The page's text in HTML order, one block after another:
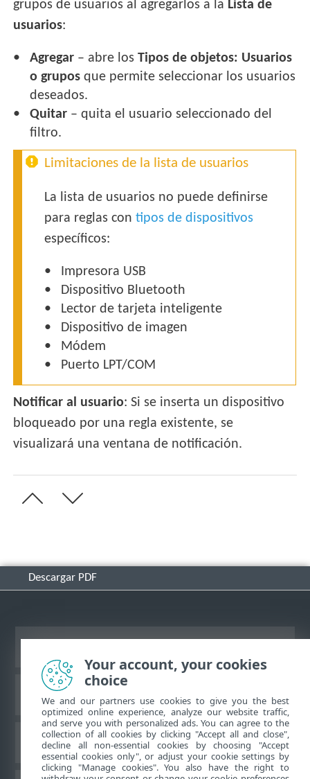
grupos de usuarios al agregarlos a la Lista de
usuarios:
Agregar – abre losTipos de objetos: Usuarios
o grupos que permite seleccionar los usuarios
deseados.
Quitar – quita el usuario seleccionado del
filtro.
Limitaciones de la lista de usuarios
La lista de usuarios no puede definirse
para reglas contipos de dispositivos
específicos:
Impresora USB
Dispositivo Bluetooth
Lector de tarjeta inteligente
Dispositivo de imagen
Módem
Puerto LPT/COM
Notificar al usuario: Si se inserta un dispositivo
bloqueado por una regla existente, se
visualizará una ventana de notificación.
Descargar PDF
Base de conocimiento de ESET
Foro de ESET
Your account, your cookies
choice
We and our partners use cookies to give you the best
optimized online experience, analyze our website traffic,
and serve you with personalized ads. You can agree to the
collection of all cookies by clicking "Accept all and close",
decline all non-essential cookies by choosing "Accept
essential cookies only", or adjust your cookie settings by
clicking "Manage cookies". You also have the right to